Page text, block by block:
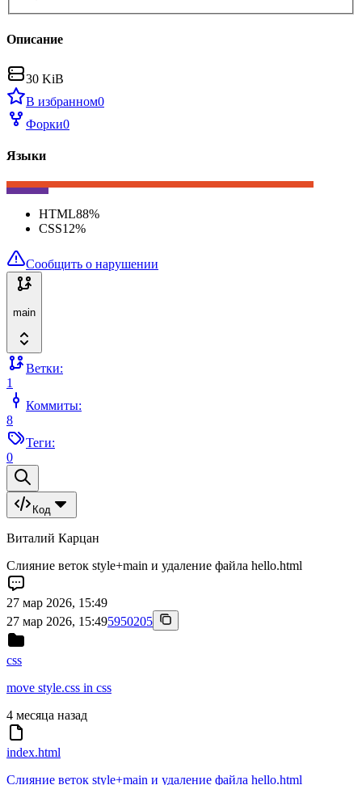
Описание
30 KiB
В избранном0
Форки0
Языки
HTML88%
CSS12%
Сообщить о нарушении
main
Ветки:
1
Коммиты:
8
Теги:
0
Код
Виталий Карцан
Слияние веток style+main и удаление файла hello.html
27 мар 2026, 15:49
27 мар 2026, 15:495950205
css
move style.css in css
4 месяца назад
index.html
Слияние веток style+main и удаление файла hello.html